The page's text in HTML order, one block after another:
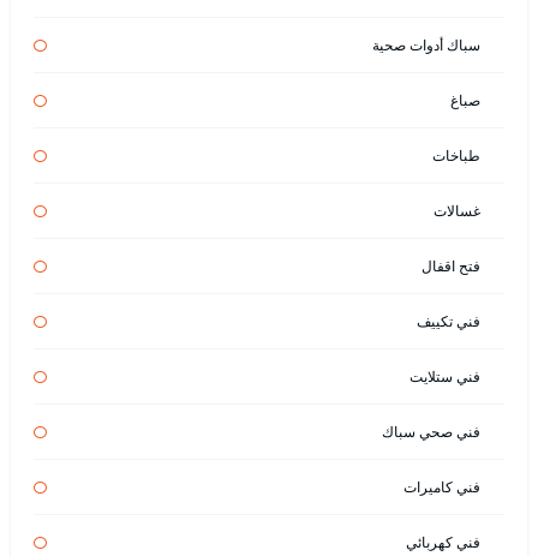
سباك أدوات صحية
صباغ
طباخات
غسالات
فتح اقفال
فني تكييف
فني ستلايت
فني صحي سباك
فني كاميرات
فني كهربائي